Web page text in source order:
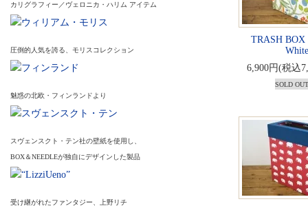
カリグラフィー／ヴェロニカ・ハリム アイテム
圧倒的人気を誇る、モリスコレクション
魅惑の北欧・フィンランドより
スヴェンスクト・テン社の壁紙を使用し、
BOX＆NEEDLEが独自にデザインした製品
受け継がれたファンタジー、上野リチ
TRASH BOX
6,900円(税込
SOLD OUT